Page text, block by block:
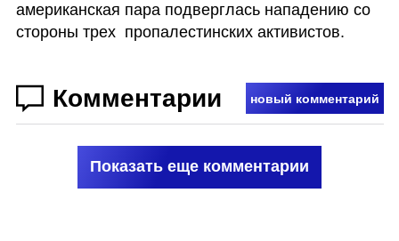
американская пара подверглась нападению со
стороны трех  пропалестинских активистов.
Комментарии новый комментарий
Показать еще комментарии